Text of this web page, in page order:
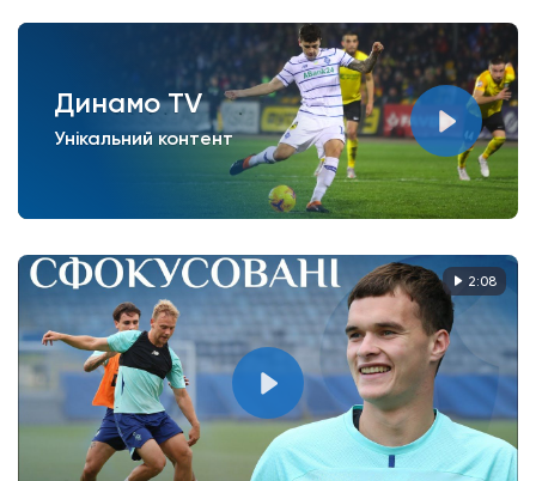
Динамо TV
Унікальний контент
2:08